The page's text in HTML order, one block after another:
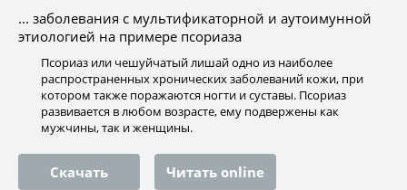
... заболевания с мультификаторной и аутоимунной
этиологией на примере псориаза
Псориаз или чешуйчатый лишай одно из наиболее
распространенных хронических заболеваний кожи, при
котором также поражаются ногти и суставы. Псориаз
развивается в любом возрасте, ему подвержены как
мужчины, так и женщины.
Скачать Читать online